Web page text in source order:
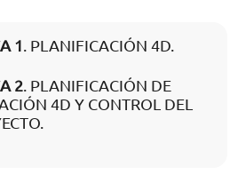
1. PLANIFICACIÓN 4D.
2. PLANIFICACIÓN DE
4D Y CONTROL DEL